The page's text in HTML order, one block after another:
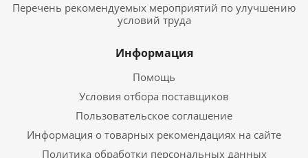
Перечень рекомендуемых мероприятий по улучшению
условий труда
Информация
Помощь
Условия отбора поставщиков
Пользовательское соглашение
Информация о товарных рекомендациях на сайте
Политика обработки персональных данных